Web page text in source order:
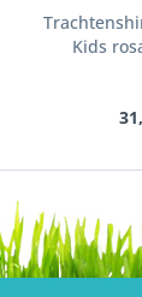
Kids